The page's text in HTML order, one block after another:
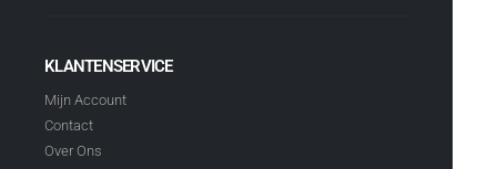
KLANTENSERVICE
Mijn Account
Contact
Over Ons